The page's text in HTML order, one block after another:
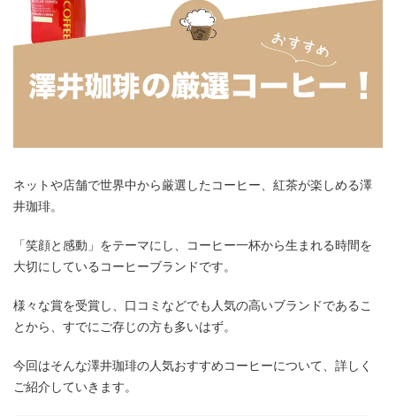
ネットや店舗で世界中から厳選したコーヒー、紅茶が楽しめる澤
井珈琲。
「笑顔と感動」をテーマにし、コーヒー一杯から生まれる時間を
大切にしているコーヒーブランドです。
様々な賞を受賞し、口コミなどでも人気の高いブランドであるこ
とから、すでにご存じの方も多いはず。
今回はそんな澤井珈琲の人気おすすめコーヒーについて、詳しく
ご紹介していきます。